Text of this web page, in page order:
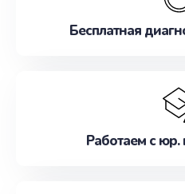
Бесплатная
Работаем с